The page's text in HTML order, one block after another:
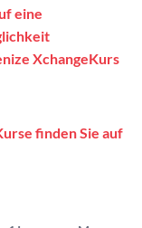
eine
XchangeKurs
finden Sie auf